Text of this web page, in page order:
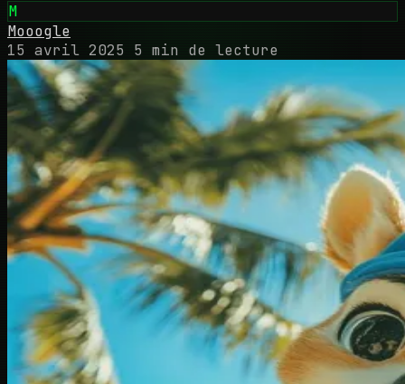
M
Mooogle
15 avril 2025
5 min de lecture